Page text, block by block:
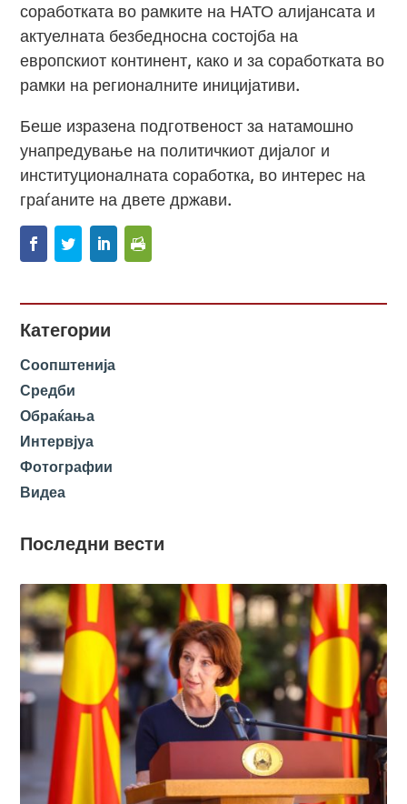
соработката во рамките на НАТО алијансата и
актуелната безбедносна состојба на
европскиот континент, како и за соработката во
рамки на регионалните иницијативи.
Беше изразена подготвеност за натамошно
унапредување на политичкиот дијалог и
институционалната соработка, во интерес на
граѓаните на двете држави.
Категории
Соопштенија
Средби
Обраќања
Интервјуа
Фотографии
Видеа
Последни вести